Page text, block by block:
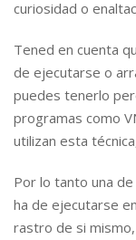
curiosidad o
Tened en cuenta
de ejecutarse o
puedes tenerlo
programas como
utilizan esta
Por lo tanto una
ha de ejecutarse
rastro de si